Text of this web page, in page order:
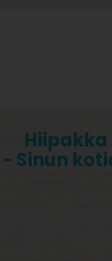
- Sinun